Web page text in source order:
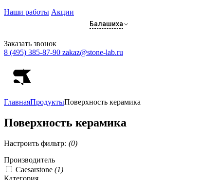
Наши работы Акции
Балашиха
Заказать звонок
8 (495) 385-87-90 zakaz@stone-lab.ru
ГлавнаяПродуктыПоверхность керамика
Поверхность керамика
Настроить фильтр: (0)
Производитель
Caesarstone (1)
Категория